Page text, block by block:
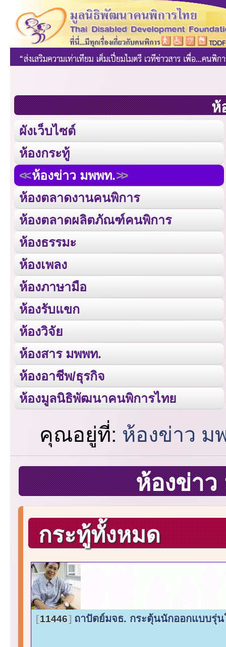
ห้
ผังเว็บไซต์
ห้องกระทู้
ห้องข่าว มพพท.
ห้องตลาดงานคนพิการ
ห้องตลาดผลิตภัณฑ์คนพิการ
ห้องธรรมะ
ห้องเพลง
ห้องภาษามือ
ห้องรับแขก
ห้องวิจัย
ห้องสาร มพพท.
ห้องอาชีพ/ธุรกิจ
ห้องมูลนิธิพัฒนาคนพิการไทย
คุณอยู่ที่: ห้องข่าว
ห้องข่า
กระทู้ทั้งหมด
11446 ถาปัตย์มจธ. กระตุ้นนักออกแบบรุ่